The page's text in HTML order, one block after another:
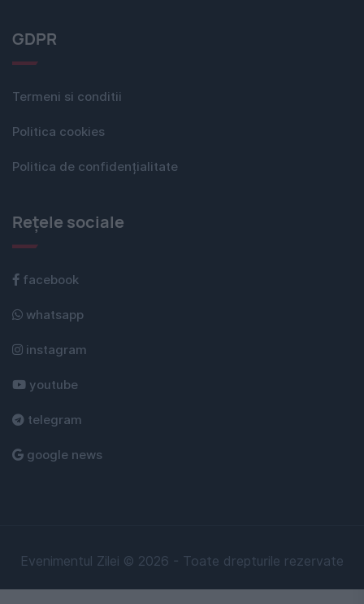
GDPR
Termeni si conditii
Politica cookies
Politica de confidențialitate
Rețele sociale
facebook
whatsapp
instagram
youtube
telegram
google news
Evenimentul Zilei © 2026 - Toate drepturile rezervate